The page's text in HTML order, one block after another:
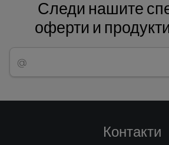
Следи нашите
оферти и
Контакти